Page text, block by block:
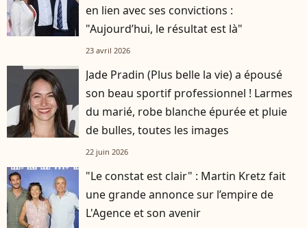
en lien avec ses convictions :
"Aujourd’hui, le résultat est là"
23 avril 2026
Jade Pradin (Plus belle la vie) a épousé
son beau sportif professionnel ! Larmes
du marié, robe blanche épurée et pluie
de bulles, toutes les images
22 juin 2026
"Le constat est clair" : Martin Kretz fait
une grande annonce sur l’empire de
L'Agence et son avenir